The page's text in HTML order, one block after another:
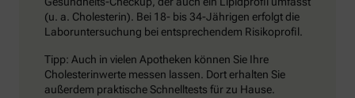
(u. a. Cholesterin). Bei 18- bis 34-Jährigen erfolgt die
Laboruntersuchung bei entsprechendem Risikoprofil.
Tipp: Auch in vielen Apotheken können Sie Ihre
Cholesterinwerte messen lassen. Dort erhalten Sie
außerdem praktische Schnelltests für zu Hause.